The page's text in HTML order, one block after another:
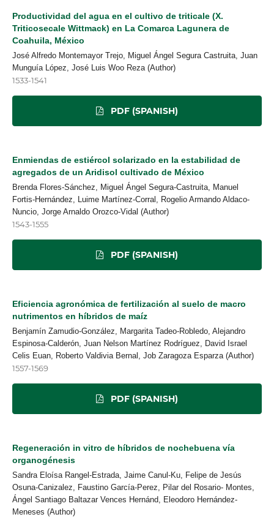
Productividad del agua en el cultivo de triticale (X.
Triticosecale Wittmack) en La Comarca Lagunera de
Coahuila, México
José Alfredo Montemayor Trejo, Miguel Ángel Segura Castruita, Juan
Munguía López, José Luis Woo Reza (Author)
1533-1541
PDF (SPANISH)
Enmiendas de estiércol solarizado en la estabilidad de
agregados de un Aridisol cultivado de México
Brenda Flores-Sánchez, Miguel Ángel Segura-Castruita, Manuel
Fortis-Hernández, Luime Martínez-Corral, Rogelio Armando Aldaco-
Nuncio, Jorge Arnaldo Orozco-Vidal (Author)
1543-1555
PDF (SPANISH)
Eficiencia agronómica de fertilización al suelo de macro
nutrimentos en híbridos de maíz
Benjamín Zamudio-González, Margarita Tadeo-Robledo, Alejandro
Espinosa-Calderón, Juan Nelson Martínez Rodríguez, David Israel
Celis Euan, Roberto Valdivia Bernal, Job Zaragoza Esparza (Author)
1557-1569
PDF (SPANISH)
Regeneración in vitro de híbridos de nochebuena vía
organogénesis
Sandra Eloísa Rangel-Estrada, Jaime Canul-Ku, Felipe de Jesús
Osuna-Canizalez, Faustino García-Perez, Pilar del Rosario- Montes,
Ángel Santiago Baltazar Vences Hernánd, Eleodoro Hernández-
Meneses (Author)